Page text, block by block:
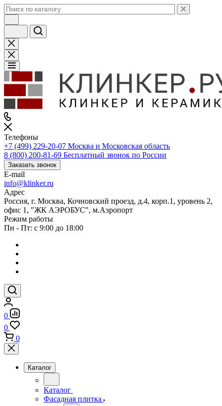
Телефоны
+7 (499) 229-20-07 Москва и Московская область
8 (800) 200-81-69 Бесплатный звонок по России
Заказать звонок
E-mail
info@klinker.ru
Адрес
Россия, г. Москва, Кочновский проезд, д.4, корп.1, уровень 2,
офис 1, "ЖК АЭРОБУС", м.Аэропорт
Режим работы
Пн - Пт: с 9:00 до 18:00
0
0
0
Каталог
Каталог
Фасадная плитка